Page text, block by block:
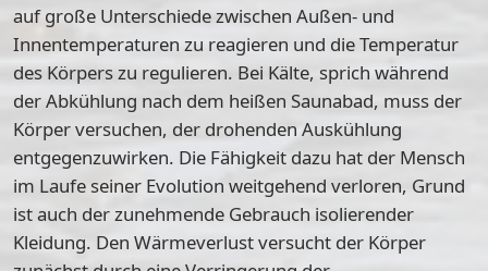
auf große Unterschiede zwischen Außen- und
Innentemperaturen zu reagieren und die Temperatur
des Körpers zu regulieren. Bei Kälte, sprich während
der Abkühlung nach dem heißen Saunabad, muss der
Körper versuchen, der drohenden Auskühlung
entgegenzuwirken. Die Fähigkeit dazu hat der Mensch
im Laufe seiner Evolution weitgehend verloren, Grund
ist auch der zunehmende Gebrauch isolierender
Kleidung. Den Wärmeverlust versucht der Körper